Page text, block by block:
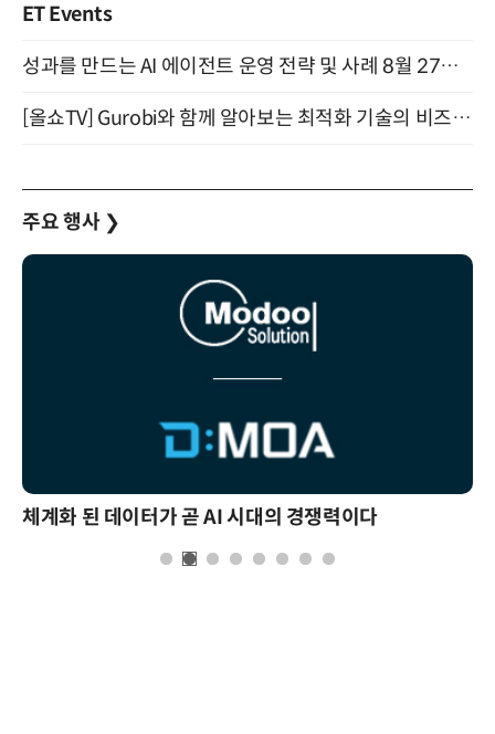
ET Events
성과를 만드는 AI 에이전트 운영 전략 및 사례 8월 27일 개최
[올쇼TV] Gurobi와 함께 알아보는 최적화 기술의 비즈니스 활용 (8월 20일 생방송)
주요 행사 ❯
체계화 된 데이터가 곧 AI 시대의 경쟁력이다